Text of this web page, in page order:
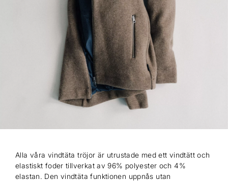
Alla våra vindtäta tröjor är utrustade med ett vindtätt och
elastiskt foder tillverkat av 96% polyester och 4%
elastan. Den vindtäta funktionen uppnås utan